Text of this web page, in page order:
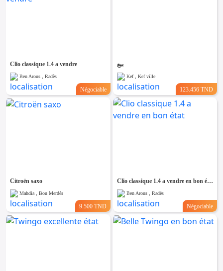
Clio classique 1.4 a vendre
Ben Arous , Radès
Négociable
بيع
Kef , Kef ville
123.456 TND
Citroën saxo
Mahdia , Bou Merdès
9.500 TND
Clio classique 1.4 a vendre en bon état
Ben Arous , Radès
Négociable